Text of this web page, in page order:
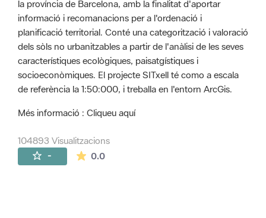
la província de Barcelona, amb la finalitat d'aportar
informació i recomanacions per a l'ordenació i
planificació territorial. Conté una categorització i valoració
dels sòls no urbanitzables a partir de l'anàlisi de les seves
característiques ecològiques, paisatgístiques i
socioeconòmiques. El projecte SITxell té como a escala
de referència la 1:50:000, i treballa en l'entorn ArcGis.
Més informació : Cliqueu aquí
104893 Visualitzacions
- 0.0La mitjana de les valoracions és de 0